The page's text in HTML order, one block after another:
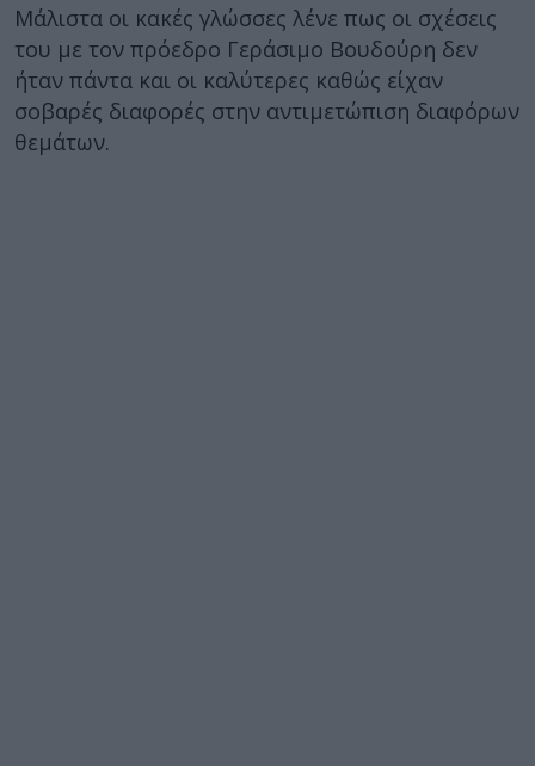
Μάλιστα οι κακές γλώσσες λένε πως οι σχέσεις
του με τον πρόεδρο Γεράσιμο Βουδούρη δεν
ήταν πάντα και οι καλύτερες καθώς είχαν
σοβαρές διαφορές στην αντιμετώπιση διαφόρων
θεμάτων.